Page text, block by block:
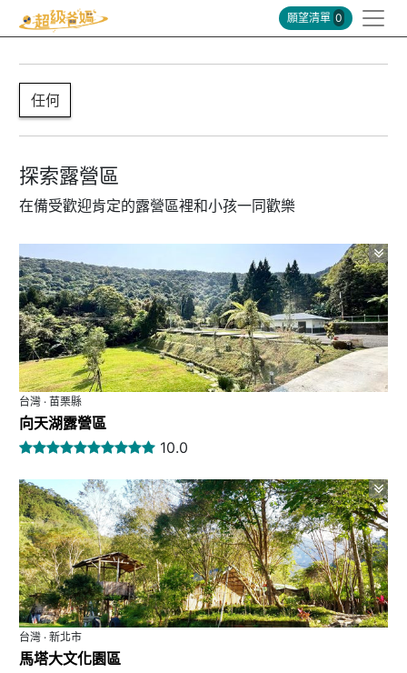
願望清單 0
任何
探索露營區
在備受歡迎肯定的露營區裡和小孩一同歡樂
台灣 · 苗栗縣
向天湖露營區
10.0
台灣 · 新北市
馬塔大文化園區